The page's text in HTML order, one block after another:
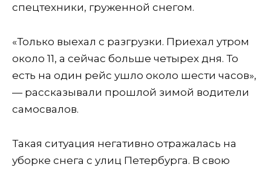
спецтехники, груженной снегом.
«Только выехал с разгрузки. Приехал утром
около 11, а сейчас больше четырех дня. То
есть на один рейс ушло около шести часов»,
— рассказывали прошлой зимой водители
самосвалов.
Такая ситуация негативно отражалась на
уборке снега с улиц Петербурга. В свою